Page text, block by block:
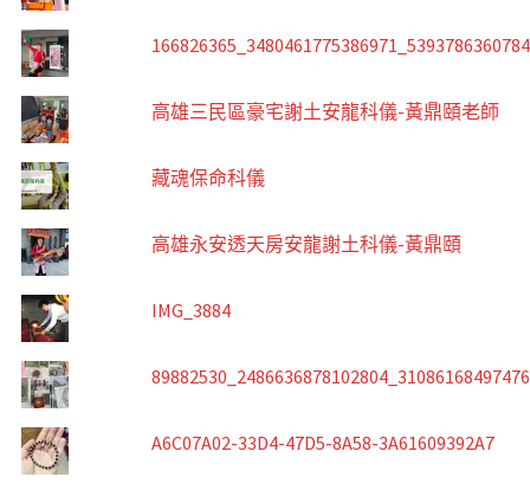
高雄三民區豪宅謝土安龍科儀-黃鼎頤老師
藏魂保命科儀
高雄永安透天房安龍謝土科儀-黃鼎頤
IMG_3884
A6C07A02-33D4-47D5-8A58-3A61609392A7